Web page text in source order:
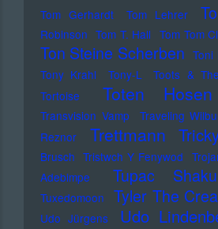
Tom Gerhardt Tom Lehrer
Robinson Tom T. Hall Tom Tom
Ton Steine Scherben Toni
Tony Krahl
Tony-L Toots &
Tortoise
Toten Hosen
Transvision Vamp
Traveling
Reznor
Trettmann
Brusch Tristwch Y Fenywod
Adebimpe
Tupac
Tuxedomoon Tyler The
Udo Jürgens
Udo